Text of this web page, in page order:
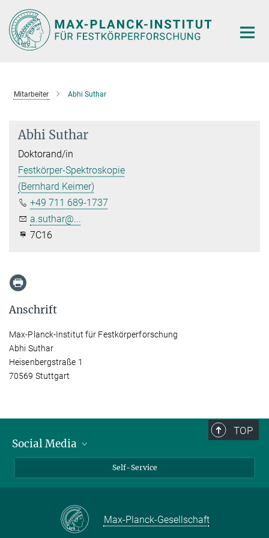
Hauptinhalt
Mitarbeiter Abhi Suthar
Abhi Suthar
Doktorand/in
Festkörper-Spektroskopie
(Bernhard Keimer)
+49 711 689-1737
a.suthar@...
7C16
Anschrift
Max-Planck-Institut für Festkörperforschung
Abhi Suthar
Heisenbergstraße 1
70569 Stuttgart
TOP
Social Media
Facebook
Self-Service
Max-Planck-Gesellschaft